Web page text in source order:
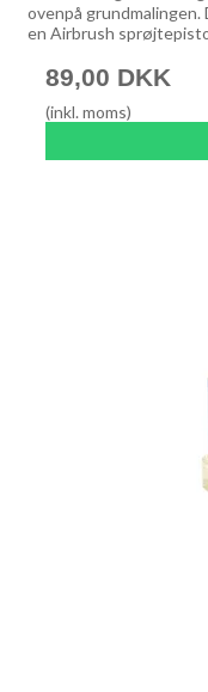
ovenpå
en Airbrush
89,00 DKK
(inkl. moms)